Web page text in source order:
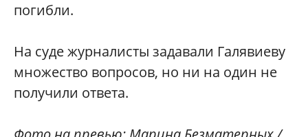
погибли.
На суде журналисты задавали Галявиеву
множество вопросов, но ни на один не
получили ответа.